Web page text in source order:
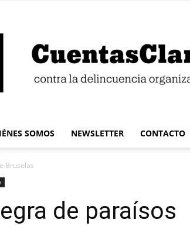
SOMOS NEWSLETTER CONTACTO
Bruselas
de paraísos